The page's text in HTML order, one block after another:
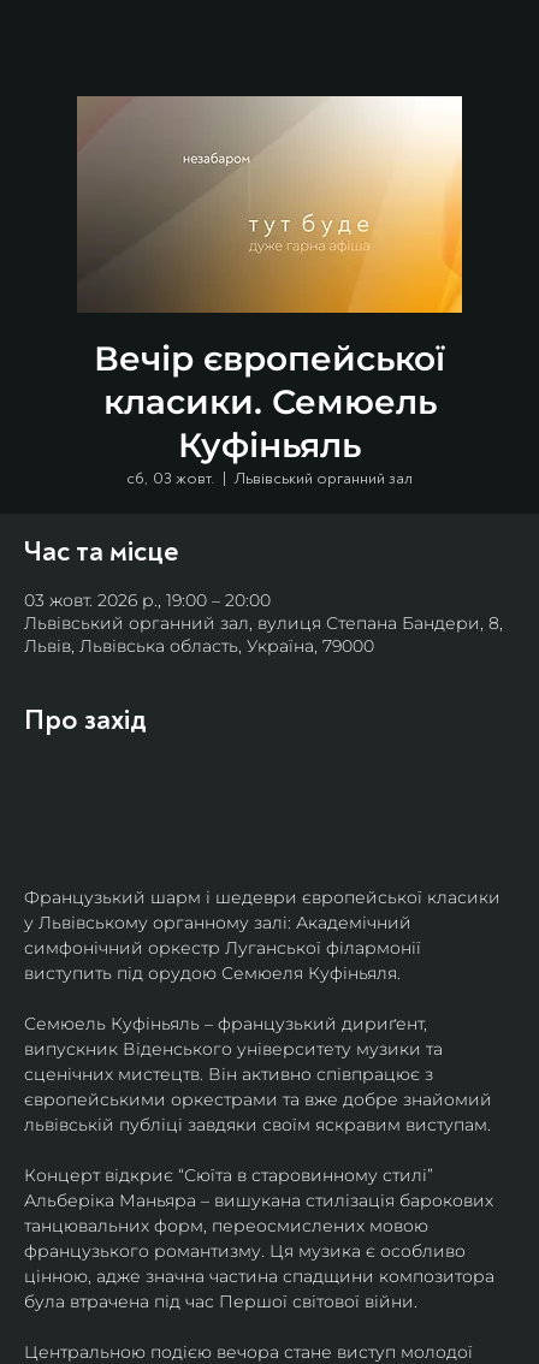
Вечір європейської
класики. Семюель
Куфіньяль
сб, 03 жовт.
  |
Львівський органний зал
Час та місце
03 жовт. 2026 р., 19:00 – 20:00
Львівський органний зал, вулиця Степана Бандери, 8,
Львів, Львівська область, Україна, 79000
Про захід
Французький шарм і шедеври європейської класики
у Львівському органному залі: Академічний
симфонічний оркестр Луганської філармонії
виступить під орудою Семюеля Куфіньяля.
Семюель Куфіньяль – французький дириґент,
випускник Віденського університету музики та
сценічних мистецтв. Він активно співпрацює з
європейськими оркестрами та вже добре знайомий
львівській публіці завдяки своїм яскравим виступам.
Концерт відкриє “Сюїта в старовинному стилі”
Альберіка Маньяра – вишукана стилізація барокових
танцювальних форм, переосмислених мовою
французького романтизму. Ця музика є особливо
цінною, адже значна частина спадщини композитора
була втрачена під час Першої світової війни.
Центральною подією вечора стане виступ молодої